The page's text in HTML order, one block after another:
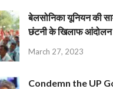
बेलसोनिका यूनियन की
छंटनी के खिलाफ आंदोलन
March 27, 2023
Condemn the UP